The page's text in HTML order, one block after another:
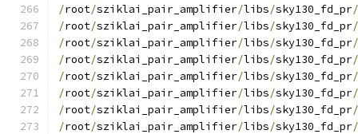
/root/sziklai_pair_amplifier/libs/sky130_fd_pr/
/root/sziklai_pair_amplifier/libs/sky130_fd_pr/
/root/sziklai_pair_amplifier/libs/sky130_fd_pr/
/root/sziklai_pair_amplifier/libs/sky130_fd_pr/
/root/sziklai_pair_amplifier/libs/sky130_fd_pr/
/root/sziklai_pair_amplifier/libs/sky130_fd_pr/
/root/sziklai_pair_amplifier/libs/sky130_fd_pr/
/root/sziklai_pair_amplifier/libs/sky130_fd_pr/